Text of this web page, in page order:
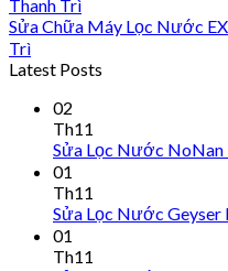
Thanh Trì
Sửa Chữa Máy Lọc Nước
Trì
Latest Posts
02
Th11
Sửa Lọc Nước NoNan
01
Th11
Sửa Lọc Nước Geyser
01
Th11